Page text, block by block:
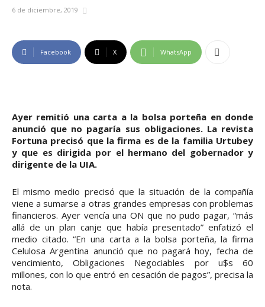
6 de diciembre, 2019
Facebook X WhatsApp
Ayer remitió una carta a la bolsa porteña en donde
anunció que no pagaría sus obligaciones. La revista
Fortuna precisó que la firma es de la familia Urtubey
y que es dirigida por el hermano del gobernador y
dirigente de la UIA.
El mismo medio precisó que la situación de la compañía
viene a sumarse a otras grandes empresas con problemas
financieros. Ayer vencía una ON que no pudo pagar, “más
allá de un plan canje que había presentado” enfatizó el
medio citado. “En una carta a la bolsa porteña, la firma
Celulosa Argentina anunció que no pagará hoy, fecha de
vencimiento, Obligaciones Negociables por u$s 60
millones, con lo que entró en cesación de pagos”, precisa la
nota.